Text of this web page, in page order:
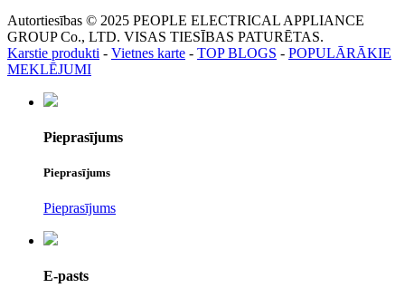
Autortiesības © 2025 PEOPLE ELECTRICAL APPLIANCE
GROUP Co., LTD. VISAS TIESĪBAS PATURĒTAS.
Karstie produkti - Vietnes karte - TOP BLOGS - POPULĀRĀKIE
MEKLĒJUMI
Pieprasījums
Pieprasījums
Pieprasījums
E-pasts